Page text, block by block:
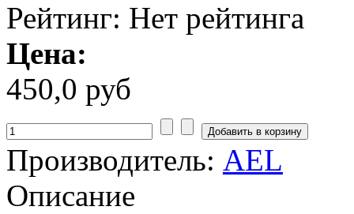
Рейтинг: Нет рейтинга
Цена:
450,0 руб
Производитель: AEL
Описание